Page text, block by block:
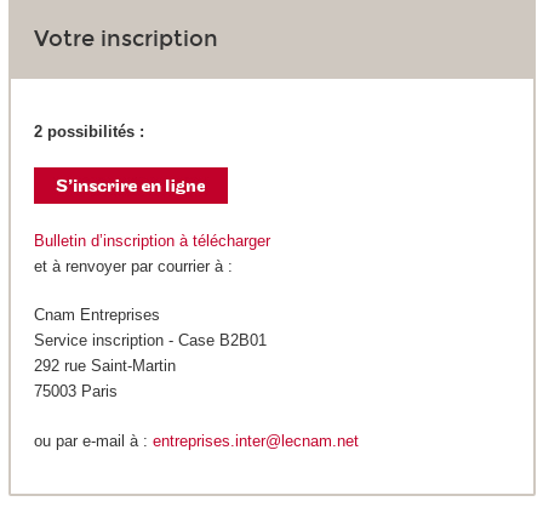
Votre inscription
2 possibilités :
Bulletin d’inscription à télécharger
et à renvoyer par courrier à :
Cnam Entreprises
Service inscription - Case B2B01
292 rue Saint-Martin
75003 Paris
ou par e-mail à : entreprises.inter@lecnam.net